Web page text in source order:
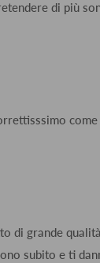
di più
come
di grande
subito e ti